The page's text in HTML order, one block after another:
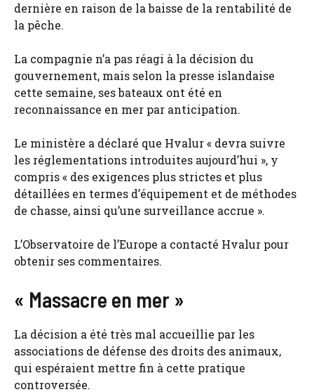
dernière en raison de la baisse de la rentabilité de
la pêche.
La compagnie n’a pas réagi à la décision du
gouvernement, mais selon la presse islandaise
cette semaine, ses bateaux ont été en
reconnaissance en mer par anticipation.
Le ministère a déclaré que Hvalur « devra suivre
les réglementations introduites aujourd’hui », y
compris « des exigences plus strictes et plus
détaillées en termes d’équipement et de méthodes
de chasse, ainsi qu’une surveillance accrue ».
L’Observatoire de l’Europe a contacté Hvalur pour
obtenir ses commentaires.
« Massacre en mer »
La décision a été très mal accueillie par les
associations de défense des droits des animaux,
qui espéraient mettre fin à cette pratique
controversée.